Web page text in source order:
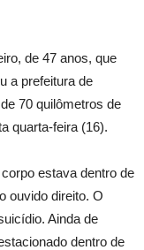
de 47 anos, que
a prefeitura de
70 quilômetros de
quarta-feira (16).
estava dentro de
ouvido direito. O
Ainda de
dentro de